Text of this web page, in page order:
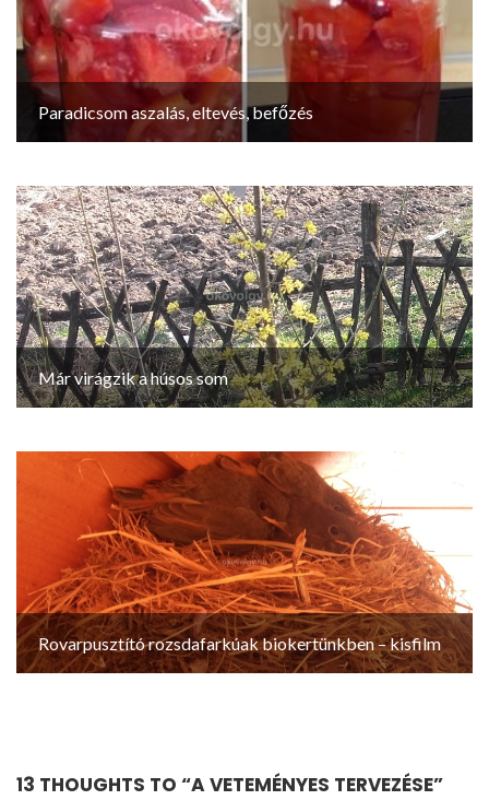
Paradicsom aszalás, eltevés, befőzés
Már virágzik a húsos som
Rovarpusztító rozsdafarkúak biokertünkben – kisfilm
13 THOUGHTS TO “A VETEMÉNYES TERVEZÉSE”